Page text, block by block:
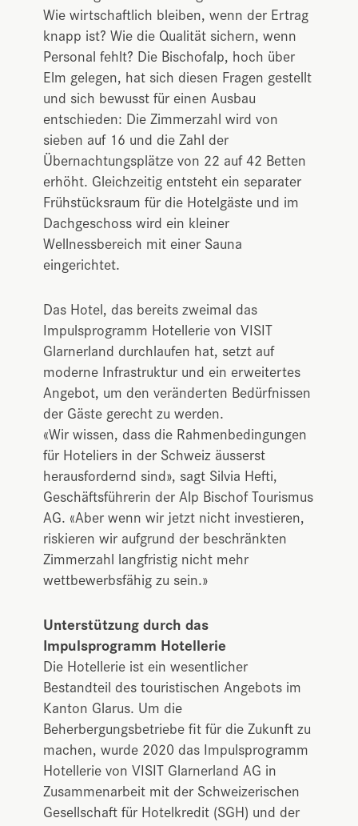
Wie wirtschaftlich bleiben, wenn der Ertrag
knapp ist? Wie die Qualität sichern, wenn
Personal fehlt? Die Bischofalp, hoch über
Elm gelegen, hat sich diesen Fragen gestellt
und sich bewusst für einen Ausbau
entschieden: Die Zimmerzahl wird von
sieben auf 16 und die Zahl der
Übernachtungsplätze von 22 auf 42 Betten
erhöht. Gleichzeitig entsteht ein separater
Frühstücksraum für die Hotelgäste und im
Dachgeschoss wird ein kleiner
Wellnessbereich mit einer Sauna
eingerichtet.
Das Hotel, das bereits zweimal das
Impulsprogramm Hotellerie von VISIT
Glarnerland durchlaufen hat, setzt auf
moderne Infrastruktur und ein erweitertes
Angebot, um den veränderten Bedürfnissen
der Gäste gerecht zu werden.
«Wir wissen, dass die Rahmenbedingungen
für Hoteliers in der Schweiz äusserst
herausfordernd sind», sagt Silvia Hefti,
Geschäftsführerin der Alp Bischof Tourismus
AG. «Aber wenn wir jetzt nicht investieren,
riskieren wir aufgrund der beschränkten
Zimmerzahl langfristig nicht mehr
wettbewerbsfähig zu sein.»
Unterstützung durch das
Impulsprogramm Hotellerie
Die Hotellerie ist ein wesentlicher
Bestandteil des touristischen Angebots im
Kanton Glarus. Um die
Beherbergungsbetriebe fit für die Zukunft zu
machen, wurde 2020 das Impulsprogramm
Hotellerie von VISIT Glarnerland AG in
Zusammenarbeit mit der Schweizerischen
Gesellschaft für Hotelkredit (SGH) und der